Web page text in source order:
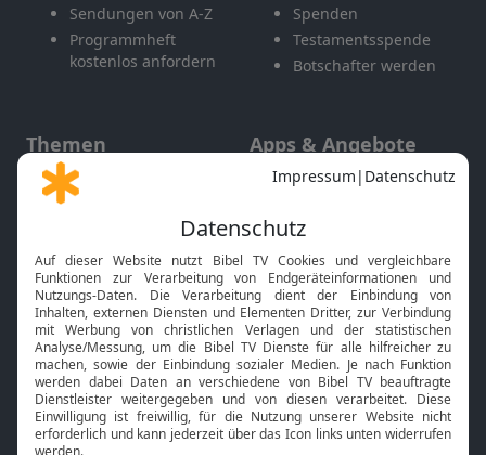
Sendungen von A-Z
Programmheft
kostenlos anfordern
Spenden
Testamentsspende
Botschafter werden
Themen
Gott und Bibel erklärt
Neuigkeiten
Apps & Angebote
Mobile App
Smart TV
HbbTV
Bibelthek Online-Bibel
Nächster Gottesdienst
Bibel TV Service